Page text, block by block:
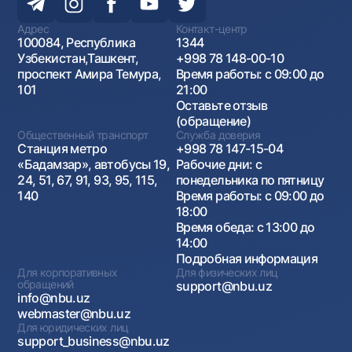
Адрес
100084, Республика
Узбекистан,Ташкент,
проспект Амира Темура,
101
Контакт-центр
1344
+998 78 148-00-10
Время работы: с 09:00 до
21:00
Оставьте отзыв
(обращение)
Общественный транспорт
Станция метро
«Бадамзар», автобусы 19,
24, 51, 67, 91, 93, 95, 115,
140
Служба доверия
+998 78 147-15-04
Рабочие дни: с
понедельника по пятницу
Время работы: с 09:00 до
18:00
Время обеда: с 13:00 до
14:00
Подробная информация
Для корпоративных
обращений
info@nbu.uz
webmaster@nbu.uz
Для физических лиц
support@nbu.uz
Для юридических лиц
support_business@nbu.uz